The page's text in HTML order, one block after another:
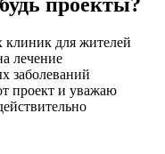
клиник для жителей
лечение
заболеваний
проект и уважаю